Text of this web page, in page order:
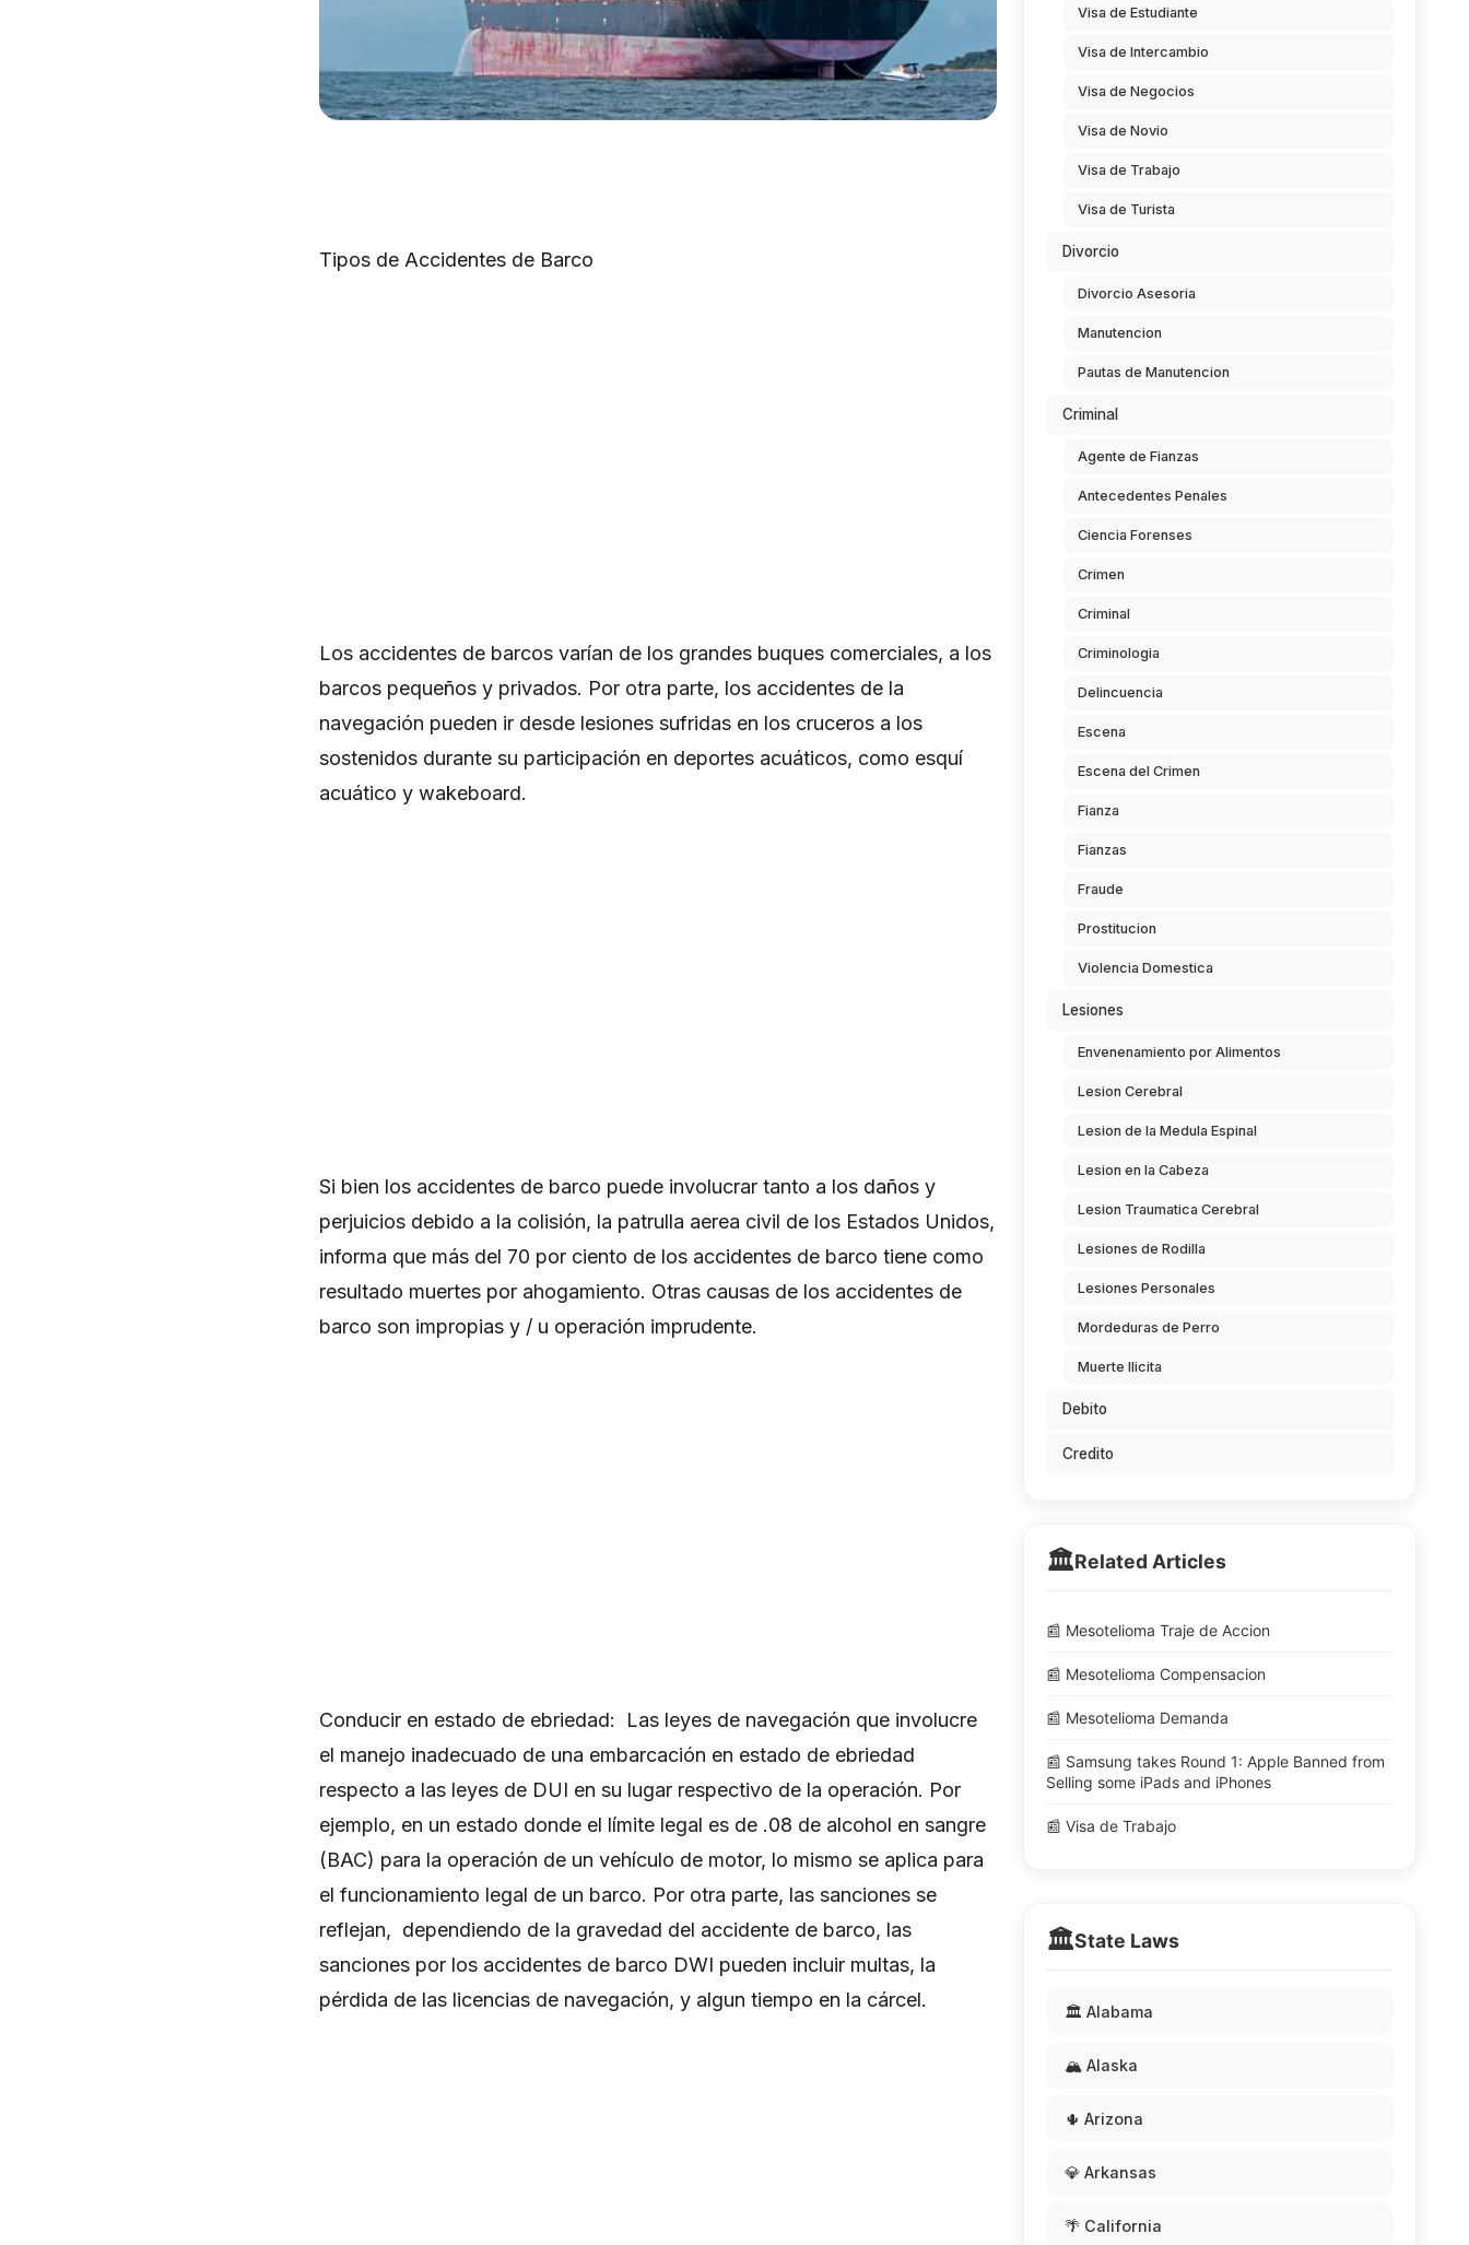
Tipos de Accidentes de Barco
Los accidentes de barcos varían de los grandes buques comerciales, a los
barcos pequeños y privados. Por otra parte, los accidentes de la
navegación pueden ir desde lesiones sufridas en los cruceros a los
sostenidos durante su participación en deportes acuáticos, como esquí
acuático y wakeboard.
Si bien los accidentes de barco puede involucrar tanto a los daños y
perjuicios debido a la colisión, la patrulla aerea civil de los Estados Unidos,
informa que más del 70 por ciento de los accidentes de barco tiene como
resultado muertes por ahogamiento. Otras causas de los accidentes de
barco son impropias y / u operación imprudente.
Conducir en estado de ebriedad: Las leyes de navegación que involucre
el manejo inadecuado de una embarcación en estado de ebriedad
respecto a las leyes de DUI en su lugar respectivo de la operación. Por
ejemplo, en un estado donde el límite legal es de .08 de alcohol en sangre
(BAC) para la operación de un vehículo de motor, lo mismo se aplica para
el funcionamiento legal de un barco. Por otra parte, las sanciones se
reflejan, dependiendo de la gravedad del accidente de barco, las
sanciones por los accidentes de barco DWI pueden incluir multas, la
pérdida de las licencias de navegación, y algun tiempo en la cárcel.
Visa de Estudiante
Visa de Intercambio
Visa de Negocios
Visa de Novio
Visa de Trabajo
Visa de Turista
Divorcio
Divorcio Asesoria
Manutencion
Pautas de Manutencion
Criminal
Agente de Fianzas
Antecedentes Penales
Ciencia Forenses
Crimen
Criminal
Criminologia
Delincuencia
Escena
Escena del Crimen
Fianza
Fianzas
Fraude
Prostitucion
Violencia Domestica
Lesiones
Envenenamiento por Alimentos
Lesion Cerebral
Lesion de la Medula Espinal
Lesion en la Cabeza
Lesion Traumatica Cerebral
Lesiones de Rodilla
Lesiones Personales
Mordeduras de Perro
Muerte Ilicita
Debito
Credito
🏛️Related Articles
📰 Mesotelioma Traje de Accion
📰 Mesotelioma Compensacion
📰 Mesotelioma Demanda
📰 Samsung takes Round 1: Apple Banned from
Selling some iPads and iPhones
📰 Visa de Trabajo
🏛️State Laws
🏛️ Alabama
🏔️ Alaska
🌵 Arizona
💎 Arkansas
🌴 California